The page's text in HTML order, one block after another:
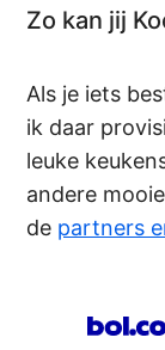
Zo kan jij
Als je iets
ik daar
leuke
andere
de partners